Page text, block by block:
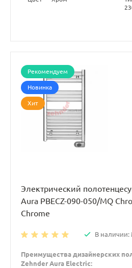
Рекомендуем
Новинка
Хит
Электрический
Aura PBECZ-090-050/MQ
Chrome
В наличии:
Преимущества дизайнерских
Zehnder Aura Electric: